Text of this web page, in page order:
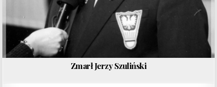
Zmarł Jerzy Szuliński